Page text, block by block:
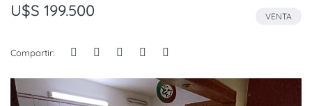
U$S 199.500 VENTA
Compartir: